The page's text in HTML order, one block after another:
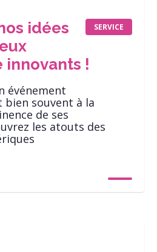
SERVICE
idées
innovants !
événement
bien souvent à la
de ses
les atouts des